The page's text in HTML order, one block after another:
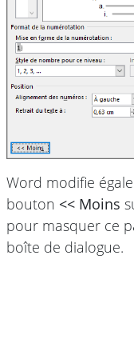
Word modifie
bouton << Moins
pour masquer ce
boîte de dialogue.